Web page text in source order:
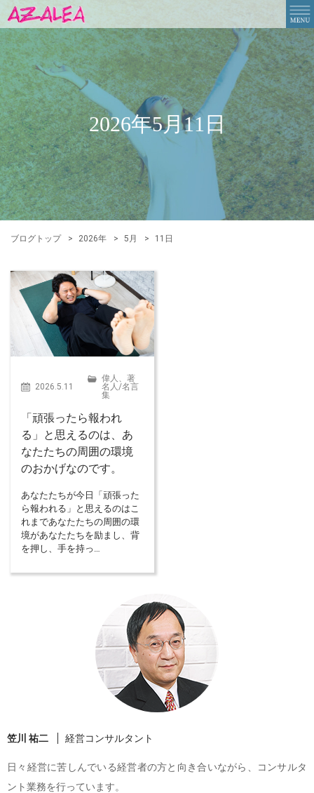
2026年5月11日
ブログトップ 2026年 5月 11日
2026.5.11
偉人、著
名人/名言
集
「頑張ったら報われ
る」と思えるのは、あ
なたたちの周囲の環境
のおかげなのです。
あなたたちが今日「頑張った
ら報われる」と思えるのはこ
れまであなたたちの周囲の環
境があなたたちを励まし、背
を押し、手を持っ…
笠川 祐二 経営コンサルタント
日々経営に苦しんでいる経営者の方と向き合いながら、コンサルタ
ント業務を行っています。